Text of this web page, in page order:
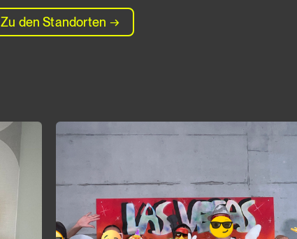
Zu den Standorten